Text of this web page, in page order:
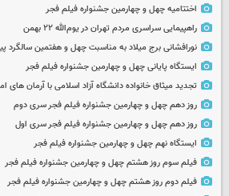
اختتامیه چهل و چهارمین جشنواره فیلم فجر
راهپیمایی سراسری مردم تهران در یوم‌الله ۲۲ بهمن
نورافشانی برج میلاد به مناسبت چهل‌ و هفتمین سالگرد
ایستگاه پایانی چهل و چهارمین جشنواره فیلم فجر
تجدید میثاق خانواده دانشگاه آزاد اسلامی با آرمان های
روز دهم چهل و چهارمین جشنواره فیلم فجر سری دوم
روز دهم چهل و چهارمین جشنواره فیلم فجر سری اول
ایستگاه نهم چهل و چهارمین جشنواره فیلم فجر
فیلم سوم روز هشتم چهل و چهارمین جشنواره فیلم فجر
فیلم دوم روز هشتم چهل و چهارمین جشنواره فیلم فجر